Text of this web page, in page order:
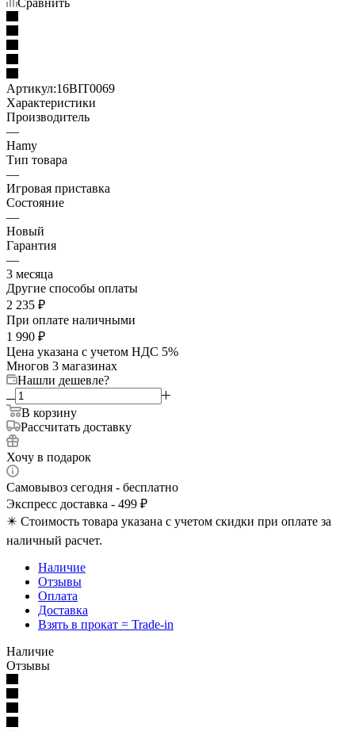
Артикул:16BIT0069
Характеристики
Производитель
—
Hamy
Тип товара
—
Игровая приставка
Состояние
—
Новый
Гарантия
—
3 месяца
Другие способы оплаты
2 235 ₽
При оплате наличными
1 990 ₽
Цена указана с учетом НДС 5%
Многов 3 магазинах
Нашли дешевле?
В корзину
Рассчитать доставку
Хочу в подарок
Самовывоз сегодня - бесплатно
Экспресс доставка - 499 ₽
✴️ Стоимость товара указана с учетом скидки при оплате за
наличный расчет.
Наличие
Отзывы
Оплата
Доставка
Взять в прокат = Trade-in
Наличие
Отзывы